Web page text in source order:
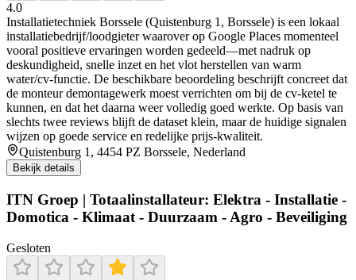
4.0
Installatietechniek Borssele (Quistenburg 1, Borssele) is een lokaal
installatiebedrijf/loodgieter waarover op Google Places momenteel
vooral positieve ervaringen worden gedeeld—met nadruk op
deskundigheid, snelle inzet en het vlot herstellen van warm
water/cv-functie. De beschikbare beoordeling beschrijft concreet dat
de monteur demontagewerk moest verrichten om bij de cv-ketel te
kunnen, en dat het daarna weer volledig goed werkte. Op basis van
slechts twee reviews blijft de dataset klein, maar de huidige signalen
wijzen op goede service en redelijke prijs-kwaliteit.
Quistenburg 1, 4454 PZ Borssele, Nederland
Bekijk details
ITN Groep | Totaalinstallateur: Elektra - Installatie -
Domotica - Klimaat - Duurzaam - Agro - Beveiliging
Gesloten